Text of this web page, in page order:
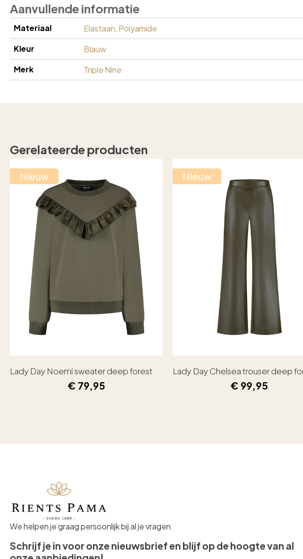
Aanvullende informatie
Materiaal Elastaan, Polyamide
Kleur
Blauw
Merk
Triple Nine
Gerelateerde producten
Nieuw
Lady Day Noemi sweater deep forest
€ 79,95
Nieuw
Lady Day Chelsea trouser deep
€ 99,95
We helpen je graag persoonlijk bij al je vragen.
Schrijf je in voor onze nieuwsbrief en blijf op de hoogte van al